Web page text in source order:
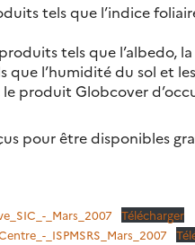
tels que l’indice
tels que l’albedo,
que l’humidité du sol et
le produit Globcover
pour être disponibles
_Mars_2007
Télécharger
_ISPMSRS_Mars_2007